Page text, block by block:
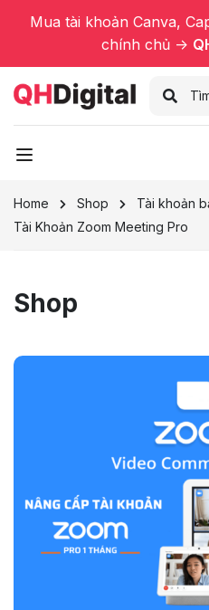
Mua tài khoản Canva,
chính chủ ->
Home Shop
Tài khoản
Tài Khoản Zoom Meeting Pro
Shop